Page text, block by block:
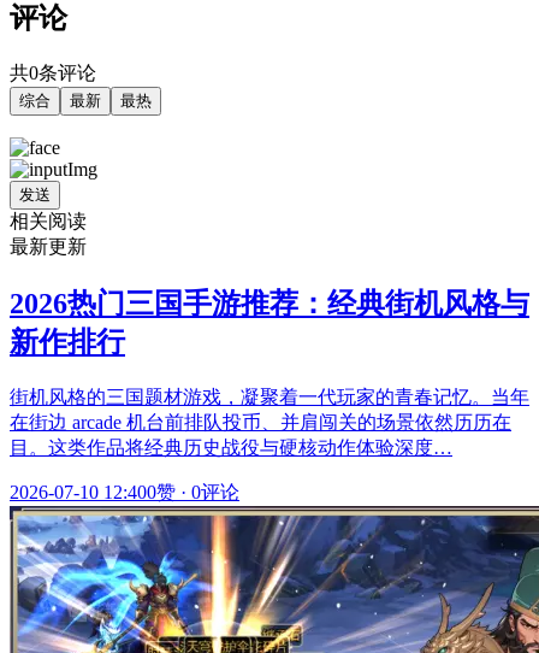
评论
共0条评论
综合 最新 最热
发送
相关阅读
最新更新
2026热门三国手游推荐：经典街机风格与
新作排行
街机风格的三国题材游戏，凝聚着一代玩家的青春记忆。当年
在街边 arcade 机台前排队投币、并肩闯关的场景依然历历在
目。这类作品将经典历史战役与硬核动作体验深度…
2026-07-10 12:400赞 · 0评论